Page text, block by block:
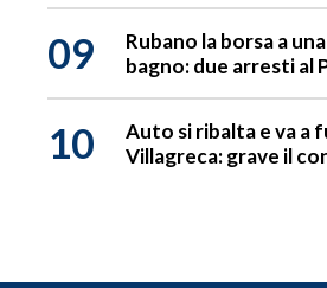
09
Rubano la borsa a
bagno: due arresti al
10
Auto si ribalta e va a
Villagreca: grave il